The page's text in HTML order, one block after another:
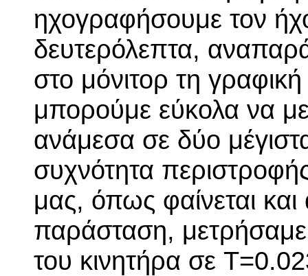
ηχογραφήσουμε τον
δευτερόλεπτα,
στο μόνιτορ τη
μπορούμε εύκολα να
ανάμεσα σε δύο
συχνότητα
μας, όπως φαίνεται
παράσταση,
του κινητήρα σε